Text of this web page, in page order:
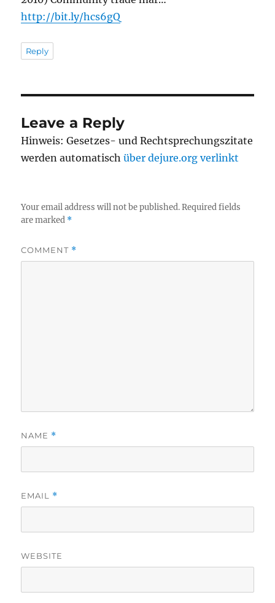
http://bit.ly/hcs6gQ
Reply
Leave a Reply
Hinweis: Gesetzes- und Rechtsprechungszitate
werden automatischüber dejure.org verlinkt
Your email address will not be published. Required fields
are marked *
COMMENT *
NAME *
EMAIL *
WEBSITE